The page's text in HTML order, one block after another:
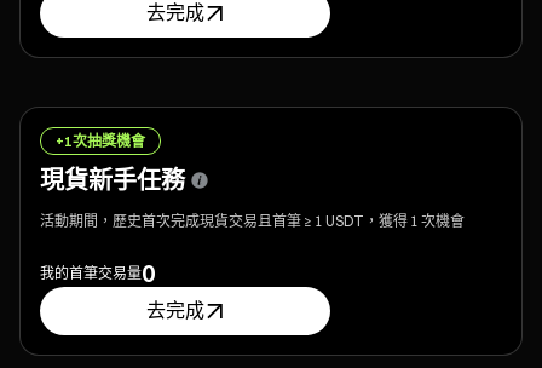
去完成
+1次抽獎機會
現貨新手任務
活動期間，歷史首次完成現貨交易且首筆 ≥ 1 USDT，獲得 1 次機會
我的首筆交易量0
去完成